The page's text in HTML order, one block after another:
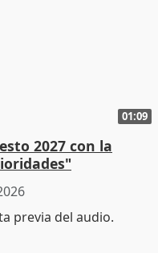
01:09
2027 con la